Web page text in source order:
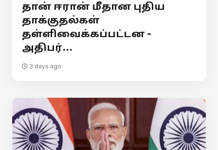
தான் ஈரான் மீதான புதிய
தாக்குதல்கள்
தள்ளிவைக்கப்பட்டன -
அதிபர்...
3 days ago